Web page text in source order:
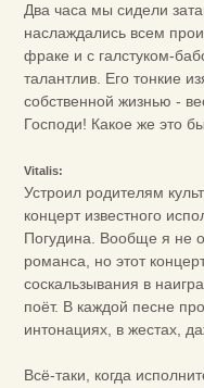
Два часа мы сидели
наслаждались всем
фраке и с галстуком-
талантлив. Его тонкие
собственной жизнью -
Господи! Какое же это
Vitalis:
Устроил родителям
концерт известного
Погудина. Вообще я не
романса, но этот
соскальзывания в
поёт. В каждой песне
интонациях, в жестах,
Всё-таки, когда